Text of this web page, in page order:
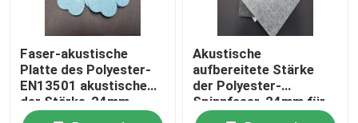
Faser-akustische
Platte des Polyester-
EN13501 akustische
der Stärke-24mm
Akustische
aufbereitete Stärke
der Polyester-
Spinnfaser-24mm für
Büro